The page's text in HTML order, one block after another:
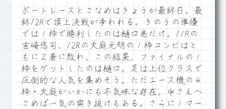
ボートレースとこなめはきょうが最終日。最
終12Rで頂上決戦が争われる。きのうの準優
では１枠で勝利したのは樋口亮だけ。11Rの
吉崎悠司、12Rの大庭元明の１枠コンビはと
もに２着に敗れ、この結果、ファイナルの１
枠をゲットしたのは樋口。足は上位クラスで
圧倒的な人気を集めそう。ただエース機の４
枠・大庭がいかにも不気味な存在。中さえへ
こめば一気の突き抜けもある。さらに１マー